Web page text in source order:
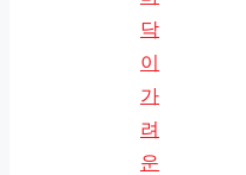
닥
이
가
려
운